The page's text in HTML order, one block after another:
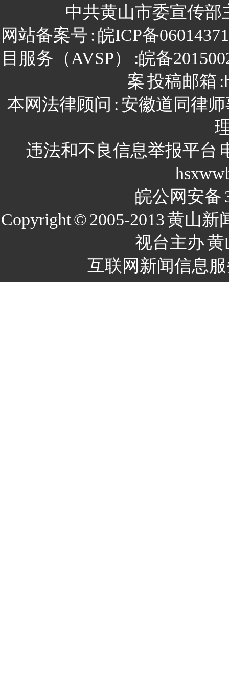
中共黄山市委宣传部
网站备案号 : 皖ICP备
目服务（AVSP）
:皖备
案投稿邮箱
本网法律顾问 : 安徽道同律
违法和不良信息举报平台
皖公网安备
Copyright©2005-2013黄山新
视台主办黄
互联网新闻信息